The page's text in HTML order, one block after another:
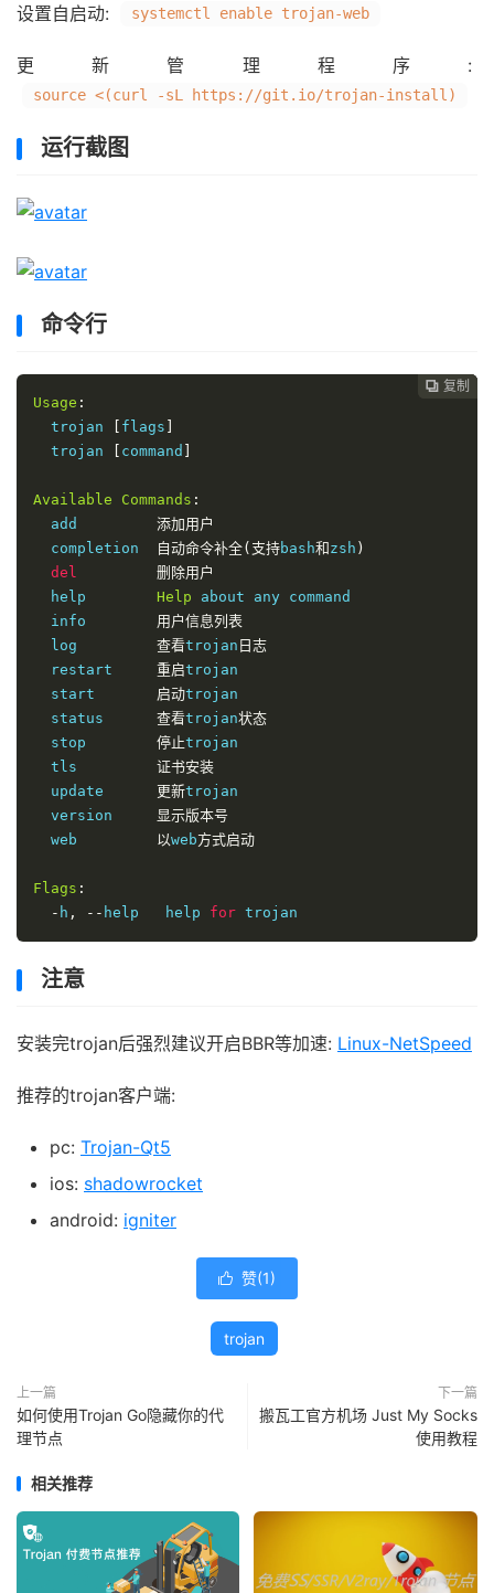
设置自启动: systemctl enable trojan-web
更新管理程序:
source <(curl -sL https://git.io/trojan-install)
运行截图
命令行
 复制
 复制
 复制
Usage :
  trojan
flags
  trojan
command
Available Commands :
  add
添加用户
  completion
自动命令补全(支持bash和 zsh )
del
删除用户
  help
Help about any command
  info
用户信息列表
  log
查看trojan 日志
  restart
重启trojan
  start
启动trojan
  status
查看trojan状态
  stop
停止trojan
  tls
证书安装
  update
更新trojan
  version
显示版本号
  web
以web方式启动
Flags :
- h , -- help   help for trojan
注意
安装完trojan后强烈建议开启BBR等加速: Linux-NetSpeed
推荐的trojan客户端:
pc: Trojan-Qt5
ios: shadowrocket
android: igniter
 赞(1)
trojan
上一篇
如何使用Trojan Go隐藏你的代
理节点
下一篇
搬瓦工官方机场 Just My Socks
使用教程
相关推荐